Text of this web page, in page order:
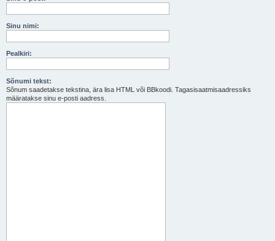
Sinu nimi:
Pealkiri:
Sõnumi tekst:
Sõnum saadetakse tekstina, ära lisa HTML või BBkoodi. Tagasisaatmisaadressiks
määratakse sinu e-posti aadress.